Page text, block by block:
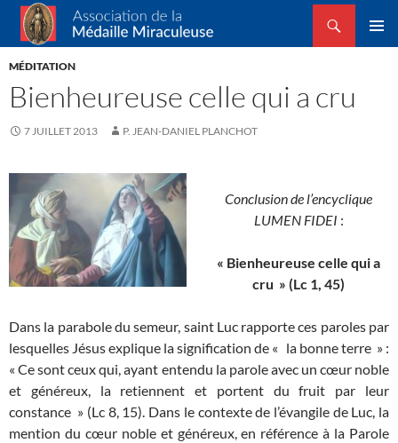
Association de la Médaille Miraculeuse
Recherche
ALLER
AU
MÉDITATION
Bienheureuse celle qui a cru
7 JUILLET 2013 P. JEAN-DANIEL PLANCHOT
Conclusion de l’encyclique
LUMEN FIDEI :
« Bienheureuse celle qui a
cru » (Lc 1, 45)
Dans la parabole du semeur, saint Luc rapporte ces paroles par
lesquelles Jésus explique la signification de « la bonne terre » :
« Ce sont ceux qui, ayant entendu la parole avec un cœur noble
et généreux, la retiennent et portent du fruit par leur
constance » (Lc 8, 15). Dans le contexte de l’évangile de Luc, la
mention du cœur noble et généreux, en référence à la Parole